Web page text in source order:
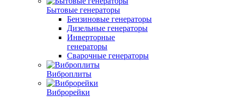
Бытовые генераторы
Бензиновые генераторы
Дизельные генераторы
Инверторные
генераторы
Сварочные генераторы
Виброплиты
Виброрейки